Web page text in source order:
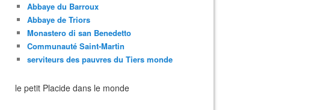
Abbaye du Barroux
Abbaye de Triors
Monastero di san Benedetto
Communauté Saint-Martin
serviteurs des pauvres du Tiers monde
le petit Placide dans le monde